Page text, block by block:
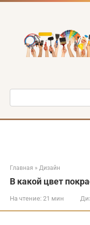
Перейти
Поиск:
Главная » Дизайн
В какой цвет
На чтение: 21 мин